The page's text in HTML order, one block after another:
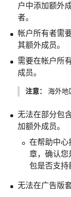
户中添加额外
者。
帐户所有者需
其额外成员。
需要在帐户所
成员。
注意： 海外地
无法在部分包
加额外成员。
在帮助中心
章，确认您
包是否支持
无法在广告版